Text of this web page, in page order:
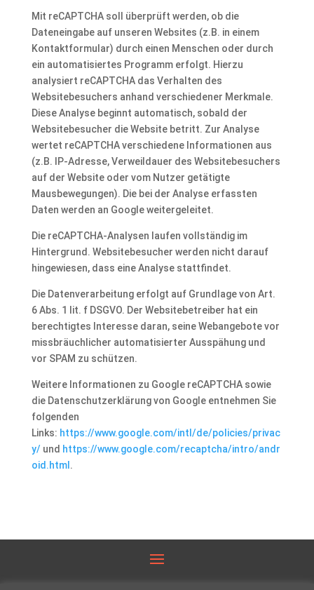
Mit reCAPTCHA soll überprüft werden, ob die
Dateneingabe auf unseren Websites (z.B. in einem
Kontaktformular) durch einen Menschen oder durch
ein automatisiertes Programm erfolgt. Hierzu
analysiert reCAPTCHA das Verhalten des
Websitebesuchers anhand verschiedener Merkmale.
Diese Analyse beginnt automatisch, sobald der
Websitebesucher die Website betritt. Zur Analyse
wertet reCAPTCHA verschiedene Informationen aus
(z.B. IP-Adresse, Verweildauer des Websitebesuchers
auf der Website oder vom Nutzer getätigte
Mausbewegungen). Die bei der Analyse erfassten
Daten werden an Google weitergeleitet.
Die reCAPTCHA-Analysen laufen vollständig im
Hintergrund. Websitebesucher werden nicht darauf
hingewiesen, dass eine Analyse stattfindet.
Die Datenverarbeitung erfolgt auf Grundlage von Art.
6 Abs. 1 lit. f DSGVO. Der Websitebetreiber hat ein
berechtigtes Interesse daran, seine Webangebote vor
missbräuchlicher automatisierter Ausspähung und
vor SPAM zu schützen.
Weitere Informationen zu Google reCAPTCHA sowie
die Datenschutzerklärung von Google entnehmen Sie
folgenden
Links: https://www.google.com/intl/de/policies/privac
y/ und https://www.google.com/recaptcha/intro/andr
oid.html .